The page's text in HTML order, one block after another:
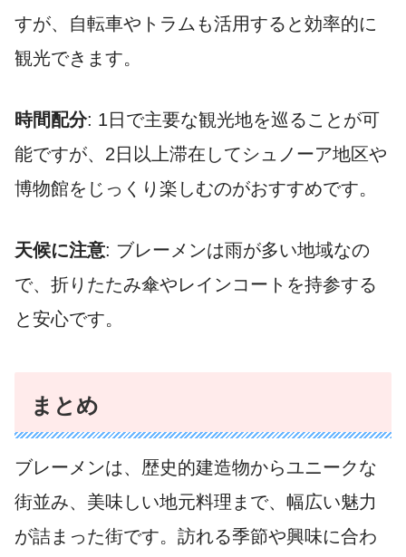
すが、自転車やトラムも活用すると効率的に
観光できます。
時間配分: 1日で主要な観光地を巡ることが可
能ですが、2日以上滞在してシュノーア地区や
博物館をじっくり楽しむのがおすすめです。
天候に注意: ブレーメンは雨が多い地域なの
で、折りたたみ傘やレインコートを持参する
と安心です。
まとめ
ブレーメンは、歴史的建造物からユニークな
街並み、美味しい地元料理まで、幅広い魅力
が詰まった街です。訪れる季節や興味に合わ